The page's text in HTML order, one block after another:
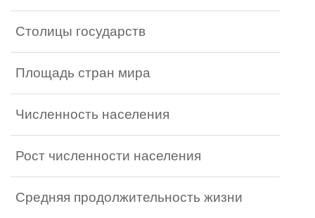
Столицы государств
Площадь стран мира
Численность населения
Рост численности населения
Средняя продолжительность жизни